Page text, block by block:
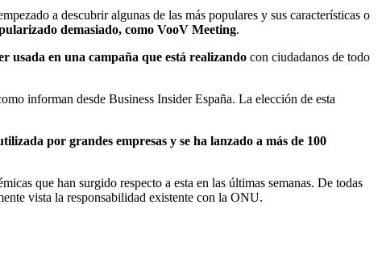
a descubrir algunas de las más populares y sus características o
demasiado, como VooV Meeting.
usada en una campaña que está realizando con ciudadanos de todo
informan desde Business Insider España. La elección de esta
por grandes empresas y se ha lanzado a más de 100
que han surgido respecto a esta en las últimas semanas. De todas
vista la responsabilidad existente con la ONU.